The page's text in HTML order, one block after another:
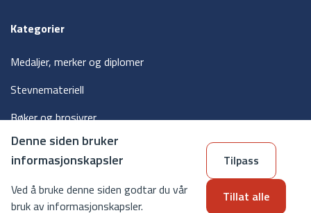
Kategorier
Medaljer, merker og diplomer
Stevnemateriell
Bøker og brosjyrer
Våpen og våpen tilbehør
Skytterutstyr
Copyright © 2024 Det frivillige Skyttervesen
Denne siden bruker
informasjonskapsler
Ved å bruke denne siden godtar du vår
bruk av informasjonskapsler.
Tilpass
Tillat alle